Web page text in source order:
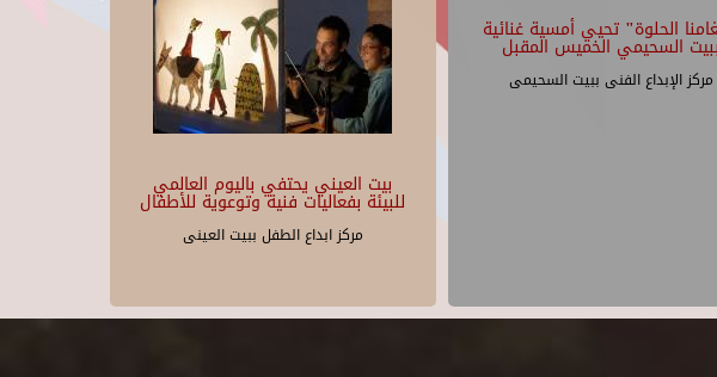
بيت العيني يحتفي باليوم العالمي
للبيئة بفعاليات فنية وتوعوية للأطفال
مركز ابداع الطفل ببيت العينى
الحلوة" تحيي أمسية غنائية
ببيت السحيمي الخميس المقبل
مركز الإبداع الفنى ببيت السحيمى